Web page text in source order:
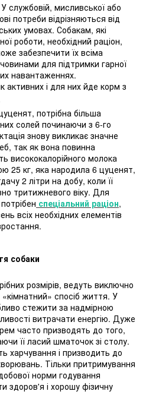
У службовій, мисливської або
потреби відрізняються від
умовах. Собакам, які
роботи, необхідний раціон,
забезпечити їх всіма
для підтримки гарної
навантаженнях.
активних і для них йде корм з
потрібна більша
солей починаючи з 6-го
знову викликає значне
так як вона повинна
висококалорійного молока
25 кг, яка народила 6 цуценят,
2 літри на добу, коли її
тритижневого віку. Для
спеціальний раціон,
всіх необхідних елементів
собаки
розмірів, ведуть виключно
спосіб життя. У
стежити за надмірною
витрачати енергію. Дуже
часто призводять до того,
її ласий шматочок зі столу.
харчування і призводить до
Тільки притримування
норми годування
здоров'я і хорошу фізичну